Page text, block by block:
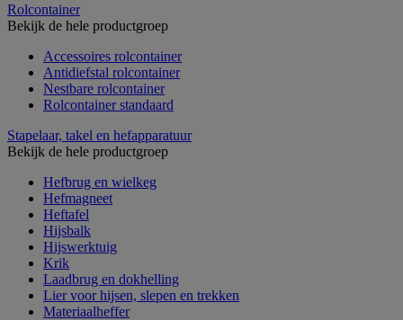
Rolcontainer
Bekijk de hele productgroep
Accessoires rolcontainer
Antidiefstal rolcontainer
Nestbare rolcontainer
Rolcontainer standaard
Stapelaar, takel en hefapparatuur
Bekijk de hele productgroep
Hefbrug en wielkeg
Hefmagneet
Heftafel
Hijsbalk
Hijswerktuig
Krik
Laadbrug en dokhelling
Lier voor hijsen, slepen en trekken
Materiaalheffer